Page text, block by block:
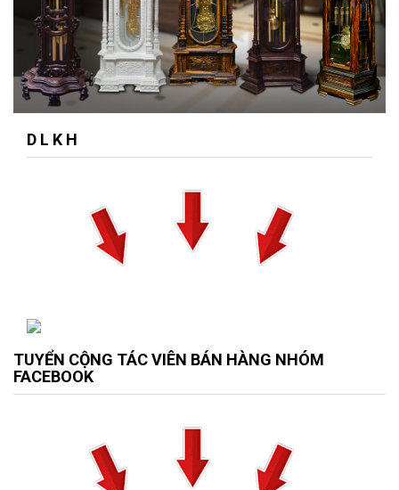
D L K H
TUYỂN CỘNG TÁC VIÊN BÁN HÀNG NHÓM
FACEBOOK